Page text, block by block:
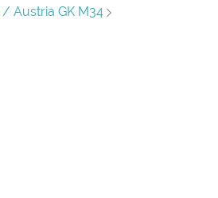
/ Austria GK M34